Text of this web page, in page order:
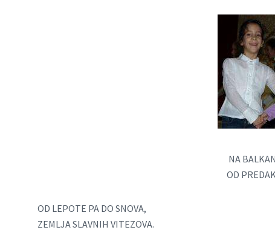
NA
OD
OD LEPOTE PA DO SNOVA,
ZEMLJA SLAVNIH VITEZOVA.